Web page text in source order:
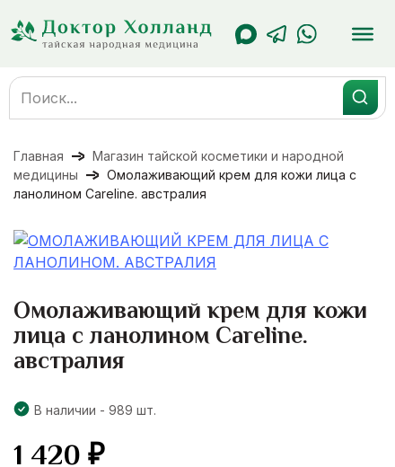
содержанию
Search
for:
Главная
Магазин тайской косметики и народной
медицины
Омолаживающий крем для кожи лица с
ланолином Careline. австралия
Омолаживающий крем для кожи
лица с ланолином Careline.
австралия
В наличии - 989 шт.
1 420₽